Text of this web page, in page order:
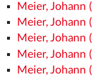
Meier, Johann
Meier, Johann
Meier, Johann
Meier, Johann
Meier, Johann